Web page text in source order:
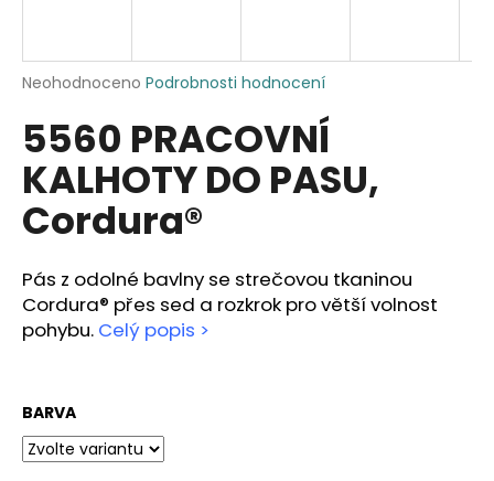
Průměrné
produktu
je
0,0
5
hvězdiček.
Neohodnoceno Podrobnosti hodnocení
5560 PRACOVNÍ
KALHOTY DO PASU,
Cordura®
Pás z odolné bavlny se strečovou tkaninou
Cordura® přes sed a rozkrok pro větší volnost
pohybu. Celý popis >
BARVA
j
í
?
p
o
r